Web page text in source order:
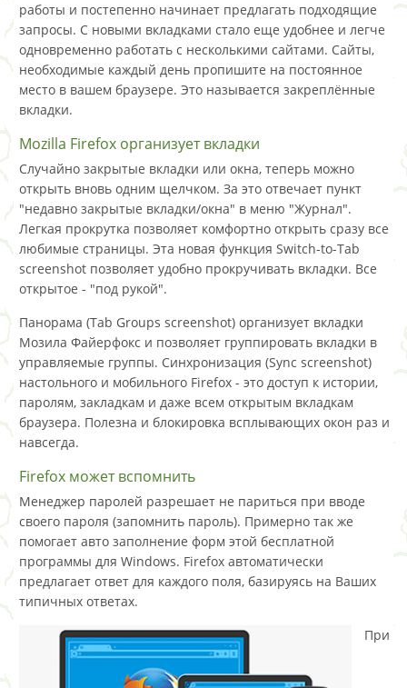
работы и постепенно начинает предлагать подходящие
запросы. С новыми вкладками стало еще удобнее и легче
одновременно работать с несколькими сайтами. Сайты,
необходимые каждый день пропишите на постоянное
место в вашем браузере. Это называется закреплённые
вкладки.
Mozilla Firefox организует вкладки
Случайно закрытые вкладки или окна, теперь можно
открыть вновь одним щелчком. За это отвечает пункт
"недавно закрытые вкладки/окна" в меню "Журнал".
Легкая прокрутка позволяет комфортно открыть сразу все
любимые страницы. Эта новая функция Switch-to-Tab
screenshot позволяет удобно прокручивать вкладки. Все
открытое - "под рукой".
Панорама (Tab Groups screenshot) организует вкладки
Мозила Файерфокс и позволяет группировать вкладки в
управляемые группы. Синхронизация (Sync screenshot)
настольного и мобильного Firefox - это доступ к истории,
паролям, закладкам и даже всем открытым вкладкам
браузера. Полезна и блокировка всплывающих окон раз и
навсегда.
Firefox может вспомнить
Менеджер паролей разрешает не париться при вводе
своего пароля (запомнить пароль). Примерно так же
помогает авто заполнение форм этой бесплатной
программы для Windows. Firefox автоматически
предлагает ответ для каждого поля, базируясь на Ваших
типичных ответах.
При